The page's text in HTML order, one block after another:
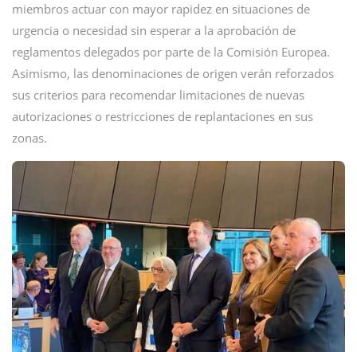
miembros actuar con mayor rapidez en situaciones de
urgencia o necesidad sin esperar a la aprobación de
reglamentos delegados por parte de la Comisión Europea.
Asimismo, las denominaciones de origen verán reforzados
sus criterios para recomendar limitaciones de nuevas
autorizaciones o restricciones de replantaciones en sus
zonas.